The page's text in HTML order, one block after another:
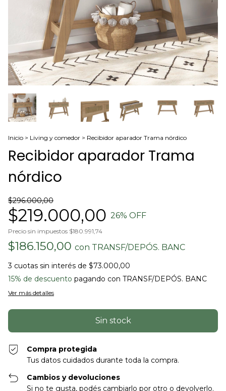
Inicio > Living y comedor > Recibidor aparador Trama nórdico
Recibidor aparador Trama
nórdico
$296.000,00
$219.000,00 26% OFF
Precio sin impuestos $180.991,74
$186.150,00 con TRANSF/DEPÓS. BANC
3 cuotas sin interés de $73.000,00
15% de descuento pagando con TRANSF/DEPÓS. BANC
Ver más detalles
Compra protegida
Tus datos cuidados durante toda la compra.
Cambios y devoluciones
Si no te gusta, podés cambiarlo por otro o devolverlo.